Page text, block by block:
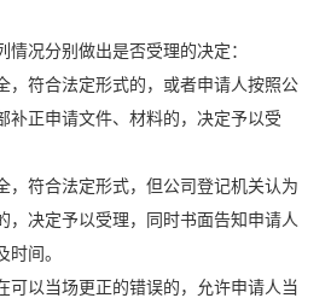
情况分别做出是否受理的决定：
符合法定形式的，或者申请人按照公
补正申请文件、材料的，决定予以受
符合法定形式，但公司登记机关认为
，决定予以受理，同时书面告知申请人
时间。
以当场更正的错误的，允许申请人当